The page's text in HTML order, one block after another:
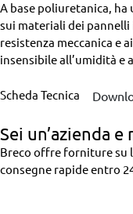
A base poliuretanica, ha
sui materiali dei
resistenza meccanica e
insensibile all’umidità e
Scheda Tecnica
Sei un’azienda e
Breco offre forniture su
consegne rapide entro